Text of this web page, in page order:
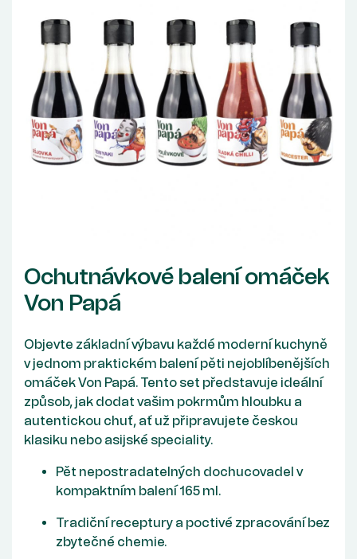
Ochutnávkové balení omáček
Von Papá
Objevte základní výbavu každé moderní kuchyně
v jednom praktickém balení pěti nejoblíbenějších
omáček Von Papá. Tento set představuje ideální
způsob, jak dodat vašim pokrmům hloubku a
autentickou chuť, ať už připravujete českou
klasiku nebo asijské speciality.
Pět nepostradatelných dochucovadel v
kompaktním balení 165 ml.
Tradiční receptury a poctivé zpracování bez
zbytečné chemie.